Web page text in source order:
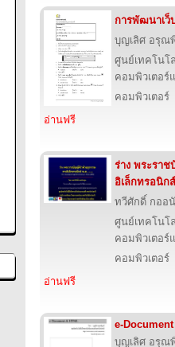
การพัฒนาเว็
บุญเลิศ อรุณ
ศูนย์เทคโนโ
คอมพิวเตอร์
คอมพิวเตอร์
อ่านฟรี
ร่าง พระรา
อิเล็กทรอนิกส์
ทวีศักดิ์ กออ
ศูนย์เทคโนโ
คอมพิวเตอร์
คอมพิวเตอร์
อ่านฟรี
e-
บุญเลิศ อรุณ